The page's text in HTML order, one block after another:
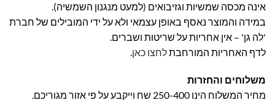
אינה מכסה שמשיות וגזיבואים (למעט מנגנון השמשיה).
במידה והמוצר נאסף באופן עצמאי ולא על ידי המובילים של חברת
'לה גן' – אין אחריות על שריטות ושברים.
לדף האחריות המורחבתלחצו כאן.
משלוחים והחזרות
מחיר המשלוח הינו 250-400 שח וייקבע על פי אזור מגוריכם.